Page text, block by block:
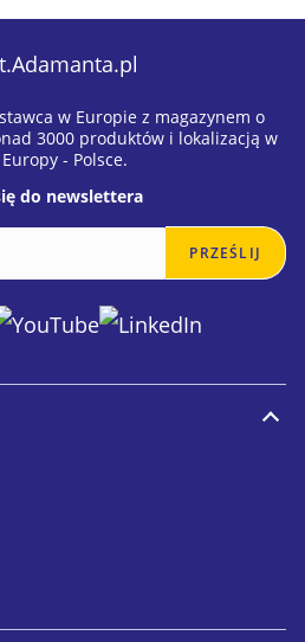
w Europie z magazynem o
3000 produktów i lokalizacją w
- Polsce.
do newslettera
PRZEŚLIJ